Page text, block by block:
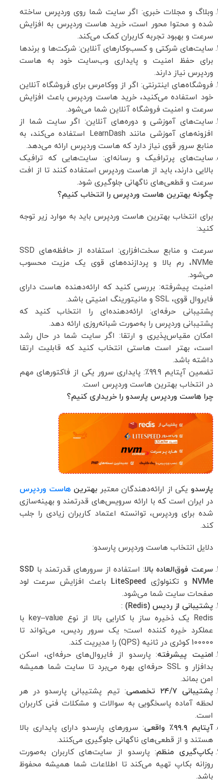
وبلاگ‌ و مجلات خبری: اگر سایت شما روی وردپرس ساخته
شده و محتوا محور است، خرید هاست وردپرس به افزایش
سرعت و بهبود تجربه کاربران کمک می‌کند.
سایت‌های شرکتی و کسب‌وکارهای آنلاین: شرکت‌ها و برندها
برای حفظ امنیت و پایداری وب‌سایت خود به هاست
وردپرس نیاز دارند.
فروشگاه‌های اینترنتی: اگر از ووکامرس برای فروشگاه آنلاین
خود استفاده می‌کنید، خرید هاست وردپرس باعث افزایش
سرعت و امنیت فروشگاه آنلاین شما می‌شود.
سایت‌های آموزشی و دوره‌های آنلاین: اگر سایت شما از
افزونه‌های آموزشی مانند LearnDash استفاده می‌کند، به
منابع سرور قوی نیاز دارد که هاست وردپرس ارائه می‌دهد.
سایت‌های پرترافیک و رسانه‌ای: سایت‌هایی که ترافیک
بالایی دارند، باید از هاست وردپرس استفاده کنند تا از افت
سرعت و قطعی‌های ناگهانی جلوگیری شود.
چگونه بهترین هاست وردپرس را انتخاب کنیم؟
برای انتخاب بهترین هاست وردپرس باید به موارد زیر توجه
کنید:
سرعت و منابع سخت‌افزاری: استفاده از حافظه‌های SSD
NVMe، رم بالا و پردازنده‌های قوی یک مزیت محسوب
می‌شود.
امنیت پیشرفته: بررسی کنید که ارائه‌دهنده هاست دارای
فایروال قوی، SSL و مانیتورینگ امنیتی باشد.
پشتیبانی حرفه‌ای: ارائه‌دهنده‌ای را انتخاب کنید که
پشتیبانی وردپرس را به‌صورت شبانه‌روزی ارائه دهد.
امکان مقیاس‌پذیری و ارتقا: اگر سایت شما در حال رشد
است، بهتر است هاستی انتخاب کنید که قابلیت ارتقا
داشته باشد.
تضمین آپتایم 99.9٪: پایداری سرور یکی از فاکتورهای مهم
در انتخاب بهترین هاست وردپرس است.
چرا هاست وردپرس پارسدو را خریداری کنیم؟
پارسدو یکی از ارائه‌دهندگان معتبر بهترین هاست وردپرس
در ایران است که با ارائه سرویس‌های قدرتمند و بهینه‌سازی
شده برای وردپرس، توانسته اعتماد کاربران زیادی را جلب
کند.
دلایل انتخاب هاست وردپرس پارسدو:
سرعت فوق‌العاده بالا: استفاده از سرورهای قدرتمند با SSD
NVMe و تکنولوژی LiteSpeed باعث افزایش سرعت لود
صفحات سایت شما می‌شود.
پشتیبانی از ردیس (Redis)
:
Redis یک ذخیره ساز با کارایی بالا از نوع key–value با
عملکرد خیره کننده است؛ یک سرور ردیس، می‌تواند تا
100000 کوئری در ثانیه (QPS) را مدیریت کند.
امنیت پیشرفته: پارسدو از فایروال‌های حرفه‌ای، اسکن
بدافزار و SSL حرفه‌ای بهره می‌برد تا سایت شما همیشه
امن بماند.
پشتیبانی ۲۴/۷ تخصصی
: تیم پشتیبانی پارسدو در هر
لحظه آماده پاسخگویی به سوالات و مشکلات فنی کاربران
است.
آپتایم ۹۹.۹٪ واقعی
: سرورهای پارسدو دارای پایداری بالا
هستند و از قطعی‌های ناگهانی جلوگیری می‌کنند.
بکاپ‌گیری منظم: پارسدو از سایت‌های کاربران به‌صورت
روزانه بکاپ تهیه می‌کند تا اطلاعات شما همیشه محفوظ
باشد.